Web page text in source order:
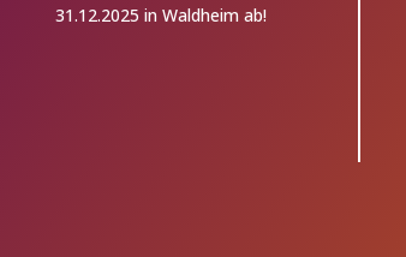
31.12.2025 in Waldheim ab!